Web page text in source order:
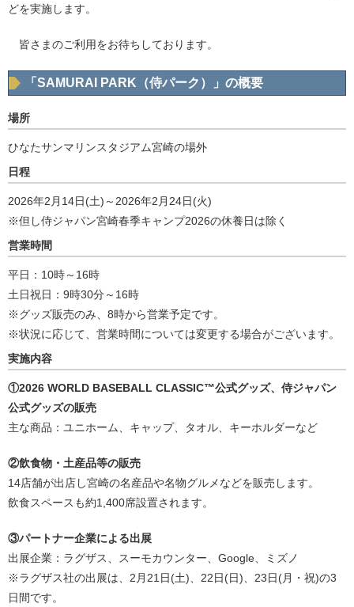
どを実施します。
皆さまのご利用をお待ちしております。
「SAMURAI PARK（侍パーク）」の概要
場所
ひなたサンマリンスタジアム宮崎の場外
日程
2026年2月14日(土)～2026年2月24日(火)
※但し侍ジャパン宮崎春季キャンプ2026の休養日は除く
営業時間
平日：10時～16時
土日祝日：9時30分～16時
※グッズ販売のみ、8時から営業予定です。
※状況に応じて、営業時間については変更する場合がございます。
実施内容
①2026 WORLD BASEBALL CLASSIC™公式グッズ、侍ジャパン
公式グッズの販売
主な商品：ユニホーム、キャップ、タオル、キーホルダーなど
②飲食物・土産品等の販売
14店舗が出店し宮崎の名産品や名物グルメなどを販売します。
飲食スペースも約1,400席設置されます。
③パートナー企業による出展
出展企業：ラグザス、スーモカウンター、Google、ミズノ
※ラグザス社の出展は、2月21日(土)、22日(日)、23日(月・祝)の3
日間です。